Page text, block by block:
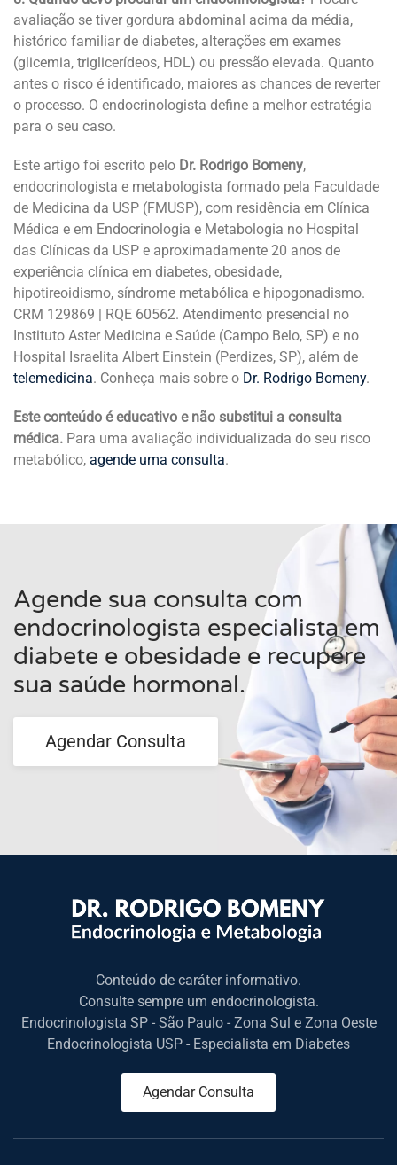
avaliação se tiver gordura abdominal acima da média,
histórico familiar de diabetes, alterações em exames
(glicemia, triglicerídeos, HDL) ou pressão elevada. Quanto
antes o risco é identificado, maiores as chances de reverter
o processo. O endocrinologista define a melhor estratégia
para o seu caso.
Este artigo foi escrito pelo Dr. Rodrigo Bomeny,
endocrinologista e metabologista formado pela Faculdade
de Medicina da USP (FMUSP), com residência em Clínica
Médica e em Endocrinologia e Metabologia no Hospital
das Clínicas da USP e aproximadamente 20 anos de
experiência clínica em diabetes, obesidade,
hipotireoidismo, síndrome metabólica e hipogonadismo.
CRM 129869 | RQE 60562. Atendimento presencial no
Instituto Aster Medicina e Saúde (Campo Belo, SP) e no
Hospital Israelita Albert Einstein (Perdizes, SP), além de
telemedicina. Conheça mais sobre o Dr. Rodrigo Bomeny.
Este conteúdo é educativo e não substitui a consulta
médica. Para uma avaliação individualizada do seu risco
metabólico, agende uma consulta.
Agende sua consulta com
endocrinologista especialista em
diabete e obesidade e recupere
sua saúde hormonal.
Agendar Consulta
Conteúdo de caráter informativo.
Consulte sempre um endocrinologista.
Endocrinologista SP - São Paulo - Zona Sul e Zona Oeste
Endocrinologista USP - Especialista em Diabetes
Agendar Consulta